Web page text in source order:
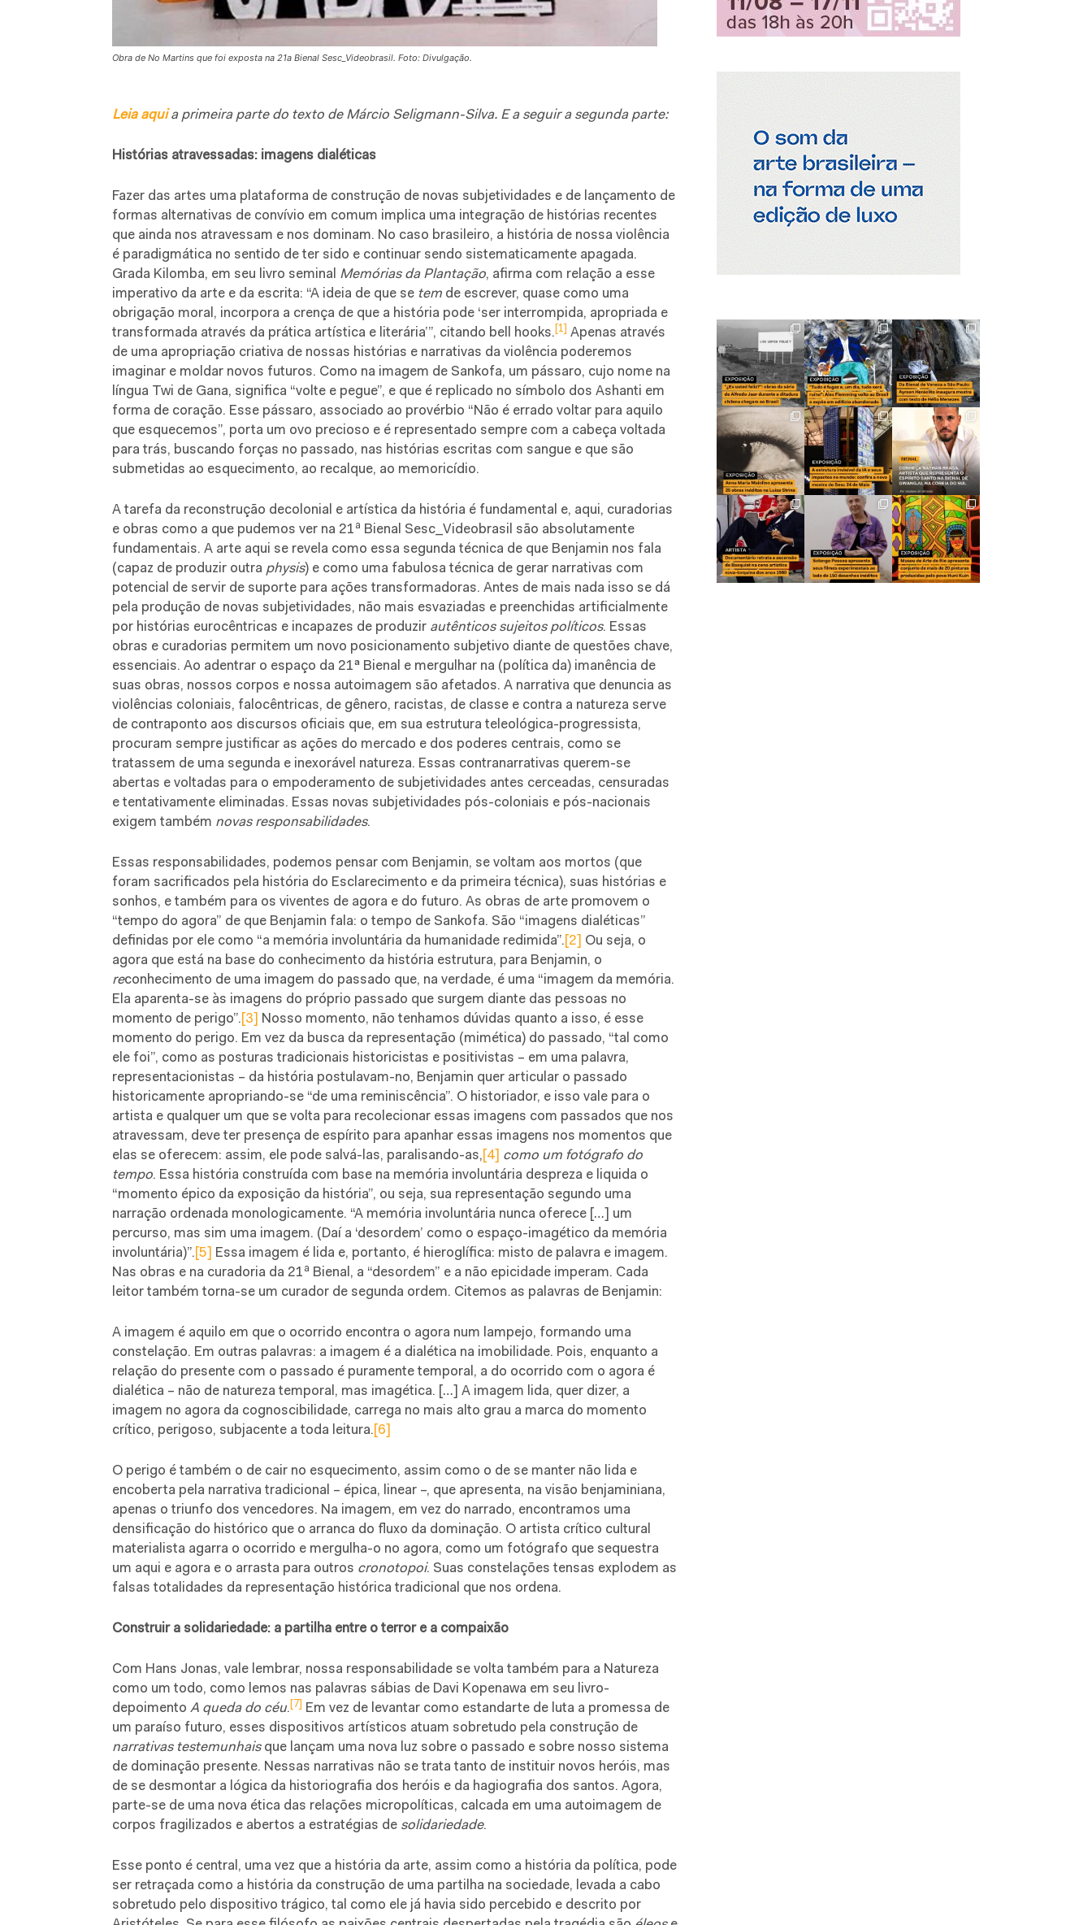
Obra de No Martins que foi exposta na 21a Bienal Sesc_Videobrasil. Foto: Divulgação.
Leia aquia primeira parte do texto de Márcio Seligmann-Silva. E a seguir a segunda parte:
Histórias atravessadas: imagens dialéticas
Fazer das artes uma plataforma de construção de novas subjetividades e de lançamento de
formas alternativas de convívio em comum implica uma integração de histórias recentes
que ainda nos atravessam e nos dominam. No caso brasileiro, a história de nossa violência
é paradigmática no sentido de ter sido e continuar sendo sistematicamente apagada.
Grada Kilomba, em seu livro seminal Memórias da Plantação, afirma com relação a esse
imperativo da arte e da escrita: “A ideia de que se tem de escrever, quase como uma
obrigação moral, incorpora a crença de que a história pode ‘ser interrompida, apropriada e
transformada através da prática artística e literária’”, citando bell hooks. [1]
Apenas através
de uma apropriação criativa de nossas histórias e narrativas da violência poderemos
imaginar e moldar novos futuros. Como na imagem de Sankofa, um pássaro, cujo nome na
língua Twi de Gana, significa “volte e pegue”, e que é replicado no símbolo dos Ashanti em
forma de coração. Esse pássaro, associado ao provérbio “Não é errado voltar para aquilo
que esquecemos”, porta um ovo precioso e é representado sempre com a cabeça voltada
para trás, buscando forças no passado, nas histórias escritas com sangue e que são
submetidas ao esquecimento, ao recalque, ao memoricídio.
A tarefa da reconstrução decolonial e artística da história é fundamental e, aqui, curadorias
e obras como a que pudemos ver na 21 a Bienal Sesc_Videobrasil são absolutamente
fundamentais. A arte aqui se revela como essa segunda técnica de que Benjamin nos fala
(capaz de produzir outra physis) e como uma fabulosa técnica de gerar narrativas com
potencial de servir de suporte para ações transformadoras. Antes de mais nada isso se dá
pela produção de novas subjetividades, não mais esvaziadas e preenchidas artificialmente
por histórias eurocêntricas e incapazes de produzir autênticos sujeitos políticos. Essas
obras e curadorias permitem um novo posicionamento subjetivo diante de questões chave,
essenciais. Ao adentrar o espaço da 21ª Bienal e mergulhar na (política da) imanência de
suas obras, nossos corpos e nossa autoimagem são afetados. A narrativa que denuncia as
violências coloniais, falocêntricas, de gênero, racistas, de classe e contra a natureza serve
de contraponto aos discursos oficiais que, em sua estrutura teleológica-progressista,
procuram sempre justificar as ações do mercado e dos poderes centrais, como se
tratassem de uma segunda e inexorável natureza. Essas contranarrativas querem-se
abertas e voltadas para o empoderamento de subjetividades antes cerceadas, censuradas
e tentativamente eliminadas. Essas novas subjetividades pós-coloniais e pós-nacionais
exigem também novas responsabilidades.
Essas responsabilidades, podemos pensar com Benjamin, se voltam aos mortos (que
foram sacrificados pela história do Esclarecimento e da primeira técnica), suas histórias e
sonhos, e também para os viventes de agora e do futuro. As obras de arte promovem o
“tempo do agora” de que Benjamin fala: o tempo de Sankofa. São “imagens dialéticas”
definidas por ele como “a memória involuntária da humanidade redimida”. [2]
Ou seja, o
agora que está na base do conhecimento da história estrutura, para Benjamin, o
reconhecimento de uma imagem do passado que, na verdade, é uma “imagem da memória.
Ela aparenta-se às imagens do próprio passado que surgem diante das pessoas no
momento de perigo”. [3]
Nosso momento, não tenhamos dúvidas quanto a isso, é esse
momento do perigo. Em vez da busca da representação (mimética) do passado, “tal como
ele foi”, como as posturas tradicionais historicistas e positivistas – em uma palavra,
representacionistas – da história postulavam-no, Benjamin quer articular o passado
historicamente apropriando-se “de uma reminiscência”. O historiador, e isso vale para o
artista e qualquer um que se volta para recolecionar essas imagens com passados que nos
atravessam, deve ter presença de espírito para apanhar essas imagens nos momentos que
elas se oferecem: assim, ele pode salvá-las, paralisando-as, [4]
como um fotógrafo do
tempo. Essa história construída com base na memória involuntária despreza e liquida o
“momento épico da exposição da história”, ou seja, sua representação segundo uma
narração ordenada monologicamente. “A memória involuntária nunca oferece […] um
percurso, mas sim uma imagem. (Daí a ‘desordem’ como o espaço-imagético da memória
involuntária)”. [5]
Essa imagem é lida e, portanto, é hieroglífica: misto de palavra e imagem.
Nas obras e na curadoria da 21 a Bienal, a “desordem” e a não epicidade imperam. Cada
leitor também torna-se um curador de segunda ordem. Citemos as palavras de Benjamin:
A imagem é aquilo em que o ocorrido encontra o agora num lampejo, formando uma
constelação. Em outras palavras: a imagem é a dialética na imobilidade. Pois, enquanto a
relação do presente com o passado é puramente temporal, a do ocorrido com o agora é
dialética – não de natureza temporal, mas imagética. […] A imagem lida, quer dizer, a
imagem no agora da cognoscibilidade, carrega no mais alto grau a marca do momento
crítico, perigoso, subjacente a toda leitura. [6]
O perigo é também o de cair no esquecimento, assim como o de se manter não lida e
encoberta pela narrativa tradicional – épica, linear –, que apresenta, na visão benjaminiana,
apenas o triunfo dos vencedores. Na imagem, em vez do narrado, encontramos uma
densificação do histórico que o arranca do fluxo da dominação. O artista crítico cultural
materialista agarra o ocorrido e mergulha-o no agora, como um fotógrafo que sequestra
um aqui e agora e o arrasta para outros cronotopoi. Suas constelações tensas explodem as
falsas totalidades da representação histórica tradicional que nos ordena.
Construir a solidariedade: a partilha entre o terror e a compaixão
Com Hans Jonas, vale lembrar, nossa responsabilidade se volta também para a Natureza
como um todo, como lemos nas palavras sábias de Davi Kopenawa em seu livro-
depoimento A queda do céu. [7]
Em vez de levantar como estandarte de luta a promessa de
um paraíso futuro, esses dispositivos artísticos atuam sobretudo pela construção de
narrativas testemunhais que lançam uma nova luz sobre o passado e sobre nosso sistema
de dominação presente. Nessas narrativas não se trata tanto de instituir novos heróis, mas
de se desmontar a lógica da historiografia dos heróis e da hagiografia dos santos. Agora,
parte-se de uma nova ética das relações micropolíticas, calcada em uma autoimagem de
corpos fragilizados e abertos a estratégias de solidariedade.
Esse ponto é central, uma vez que a história da arte, assim como a história da política, pode
ser retraçada como a história da construção de uma partilha na sociedade, levada a cabo
sobretudo pelo dispositivo trágico, tal como ele já havia sido percebido e descrito por